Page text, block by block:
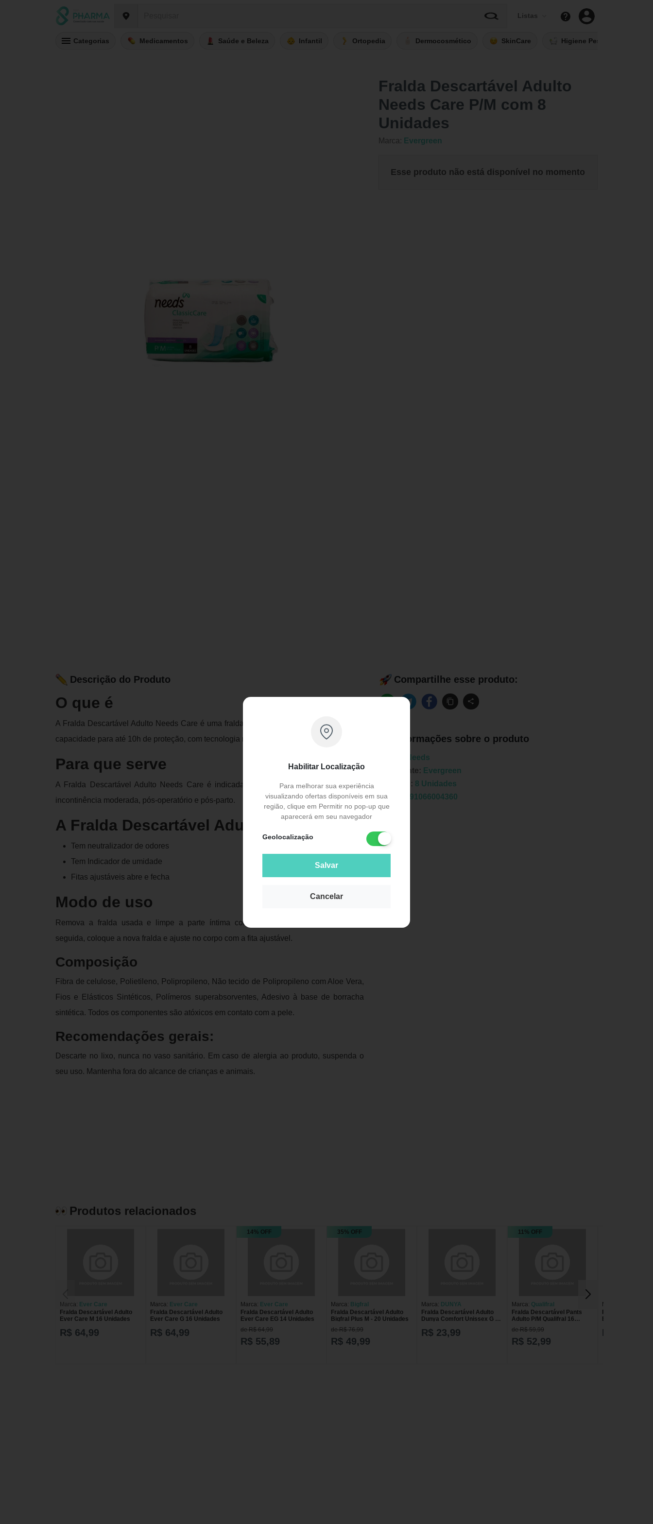
Listas
Categorias Medicamentos Saúde e Beleza Infantil Ortopedia Dermocosmético SkinCare Higiene Pessoal
Habilitar Localização
Para melhorar sua experiência
visualizando ofertas disponíveis em sua
região, clique em Permitir no pop-up que
aparecerá em seu navegador
Geolocalização
Salvar
Cancelar
Fralda Descartável Adulto
Needs Care P/M com 8
Unidades
Marca: Evergreen
Esse produto não está disponível no momento
Descrição do Produto
O que é
A Fralda Descartável Adulto Needs Care é uma fralda geriátrica ajustável ao corpo, com
capacidade para até 10h de proteção, com tecnologia neutralizadora de odor.
Para que serve
A Fralda Descartável Adulto Needs Care é indicada para pessoas ou pacientes com
incontinência moderada, pós-operatório e pós-parto.
A Fralda Descartável Adulto Needs Care
Tem neutralizador de odores
Tem Indicador de umidade
Fitas ajustáveis abre e fecha
Modo de uso
Remova a fralda usada e limpe a parte íntima com toalhas umedecidas. Logo em
seguida, coloque a nova fralda e ajuste no corpo com a fita ajustável.
Composição
Fibra de celulose, Polietileno, Polipropileno, Não tecido de Polipropileno com Aloe Vera,
Fios e Elásticos Sintéticos, Polímeros superabsorventes, Adesivo à base de borracha
sintética. Todos os componentes são atóxicos em contato com a pele.
Recomendações gerais:
Descarte no lixo, nunca no vaso sanitário. Em caso de alergia ao produto, suspenda o
seu uso. Mantenha fora do alcance de crianças e animais.
Compartilhe esse produto:
Informações sobre o produto
Needs
Fabricante: Evergreen
Unidade: 8 Unidades
EAN:
7891066004360
Produtos relacionados
Marca: Ever Care
Fralda Descartável Adulto
Ever Care M 16 Unidades
R$ 64,99
Marca: Ever Care
Fralda Descartável Adulto
Ever Care G 16 Unidades
R$ 64,99
14% OFF
Marca: Ever Care
Fralda Descartável Adulto
Ever Care EG 14 Unidades
de R$ 64,99
R$ 55,89
35% OFF
Marca: Bigfral
Fralda Descartável Adulto
Bigfral Plus M - 20 Unidades
de R$ 76,99
R$ 49,99
Marca: DUNYA
Fralda Descartável Adulto
Dunya Comfort Unissex G 8
R$ 23,99
11% OFF
Marca: Qualifral
Fralda Descartável Pants
Adulto P/M Qualifral 16
Unidades
de R$ 59,99
R$ 52,99
Marca:
Fralda
Bem Estar
R$ 18,90